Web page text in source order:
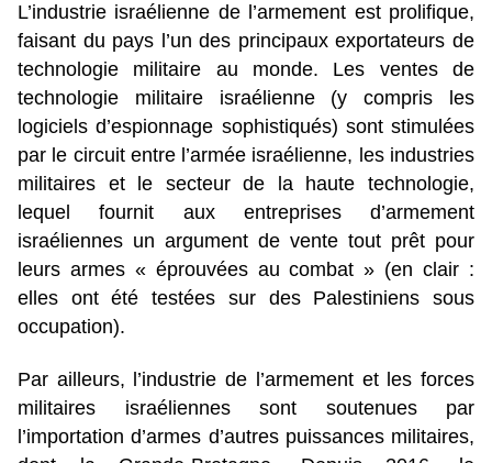
L’industrie israélienne de l’armement est prolifique,
faisant du pays l’un des principaux exportateurs de
technologie militaire au monde. Les ventes de
technologie militaire israélienne (y compris les
logiciels d’espionnage sophistiqués) sont stimulées
par le circuit entre l’armée israélienne, les industries
militaires et le secteur de la haute technologie,
lequel fournit aux entreprises d’armement
israéliennes un argument de vente tout prêt pour
leurs armes « éprouvées au combat » (en clair :
elles ont été testées sur des Palestiniens sous
occupation).
Par ailleurs, l’industrie de l’armement et les forces
militaires israéliennes sont soutenues par
l’importation d’armes d’autres puissances militaires,